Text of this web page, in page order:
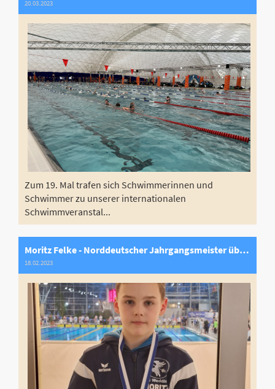
20.03.2023
Zum 19. Mal trafen sich Schwimmerinnen und
Schwimmer zu unserer internationalen
Schwimmveranstal...
Moritz Felke - Norddeutscher Jahrgangsmeister über 1.500m und 800m Freistil
18.02.2023